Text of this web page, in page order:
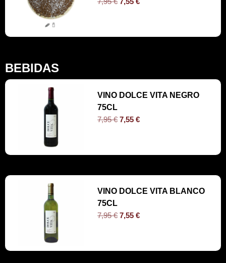
BEBIDAS
VINO DOLCE VITA NEGRO
75CL
7,95€ 7,55€
VINO DOLCE VITA BLANCO
75CL
7,95€ 7,55€